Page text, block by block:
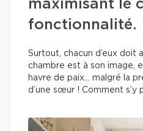
maximisant le
fonctionnalité.
Surtout, chacun d’eux doit
chambre est à son image,
havre de paix… malgré la
d’une sœur ! Comment s’y